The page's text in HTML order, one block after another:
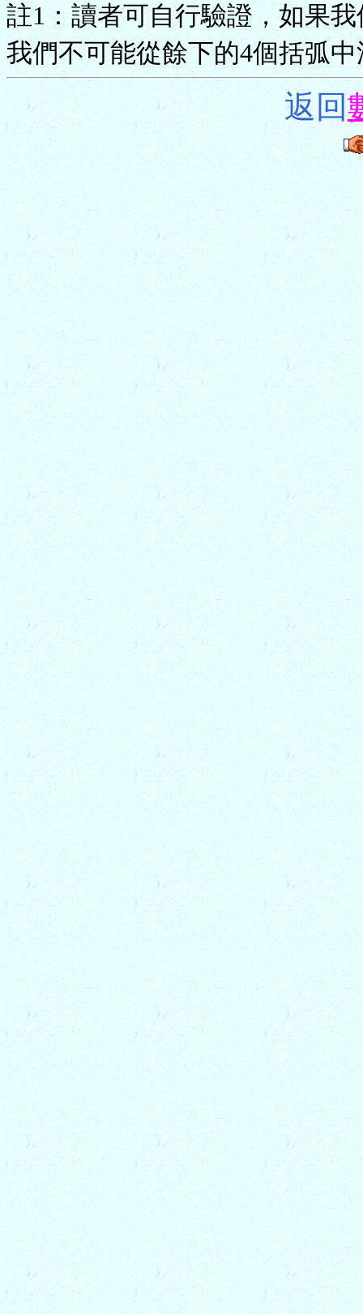
註1：讀者可自行驗證，如果
我們不可能從餘下的4個括弧中
返回